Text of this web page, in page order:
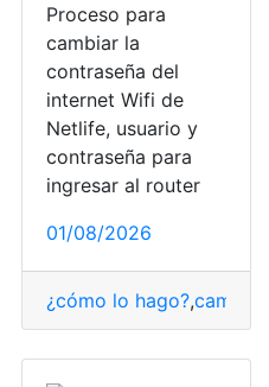
Metereológicos,PDF,top2
Proceso para
cambiar la
contraseña del
internet Wifi de
Netlife, usuario y
contraseña para
ingresar al router
01/08/2026
¿cómo lo hago?,